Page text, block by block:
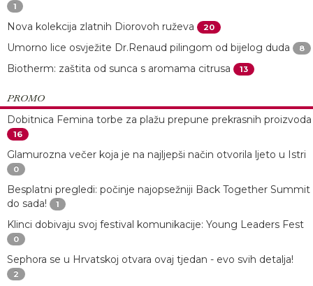
1
Nova kolekcija zlatnih Diorovoh ruževa 20
Umorno lice osvježite Dr.Renaud pilingom od bijelog duda 8
Biotherm: zaštita od sunca s aromama citrusa 13
PROMO
Dobitnica Femina torbe za plažu prepune prekrasnih proizvoda
16
Glamurozna večer koja je na najljepši način otvorila ljeto u Istri
0
Besplatni pregledi: počinje najopsežniji Back Together Summit
do sada!
1
Klinci dobivaju svoj festival komunikacije: Young Leaders Fest
0
Sephora se u Hrvatskoj otvara ovaj tjedan - evo svih detalja!
2